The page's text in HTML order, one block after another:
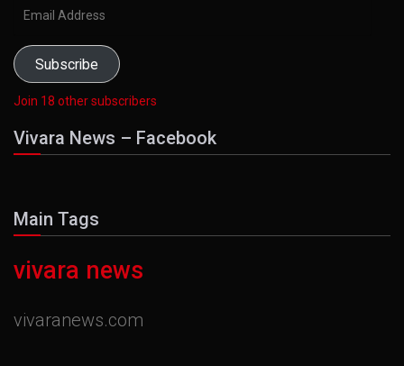
Subscribe
Join 18 other subscribers
Vivara News – Facebook
Main Tags
vivara news
vivaranews.com